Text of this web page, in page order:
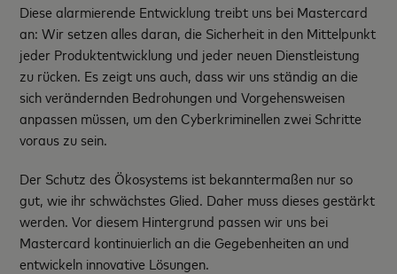
Diese alarmierende Entwicklung treibt uns bei Mastercard
an: Wir setzen alles daran, die Sicherheit in den Mittelpunkt
jeder Produktentwicklung und jeder neuen Dienstleistung
zu rücken. Es zeigt uns auch, dass wir uns ständig an die
sich verändernden Bedrohungen und Vorgehensweisen
anpassen müssen, um den Cyberkriminellen zwei Schritte
voraus zu sein.
Der Schutz des Ökosystems ist bekanntermaßen nur so
gut, wie ihr schwächstes Glied. Daher muss dieses gestärkt
werden. Vor diesem Hintergrund passen wir uns bei
Mastercard kontinuierlich an die Gegebenheiten an und
entwickeln innovative Lösungen.